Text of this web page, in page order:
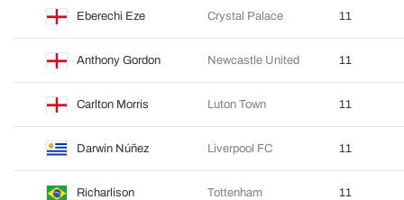
Eberechi Eze Crystal Palace 11
Anthony Gordon Newcastle United 11
Carlton Morris Luton Town 11
Darwin Núñez Liverpool FC 11
Richarlison Tottenham 11